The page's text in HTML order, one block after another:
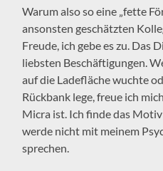
Warum also so eine „fette
ansonsten geschätzten
Freude, ich gebe es zu. Das
liebsten Beschäftigungen.
auf die Ladefläche wuchte
Rückbank lege, freue ich
Micra ist. Ich finde das
werde nicht mit meinem
sprechen.